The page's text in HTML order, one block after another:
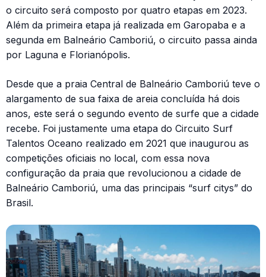
o circuito será composto por quatro etapas em 2023.
Além da primeira etapa já realizada em Garopaba e a
segunda em Balneário Camboriú, o circuito passa ainda
por Laguna e Florianópolis.
Desde que a praia Central de Balneário Camboriú teve o
alargamento de sua faixa de areia concluída há dois
anos, este será o segundo evento de surfe que a cidade
recebe. Foi justamente uma etapa do Circuito Surf
Talentos Oceano realizado em 2021 que inaugurou as
competições oficiais no local, com essa nova
configuração da praia que revolucionou a cidade de
Balneário Camboriú, uma das principais “surf citys” do
Brasil.